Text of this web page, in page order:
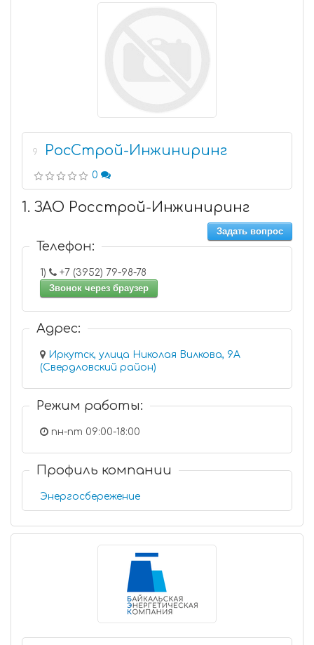
9 РосСтрой-Инжиниринг
0
1. ЗАО Росстрой-Инжиниринг
Задать вопрос
Телефон:
1)
+7 (3952) 79-98-78
Звонок через браузер
Адрес:
Иркутск, улица Николая Вилкова, 9А
(Свердловский район)
Режим работы:
пн-пт 09:00-18:00
Профиль компании
Энергосбережение